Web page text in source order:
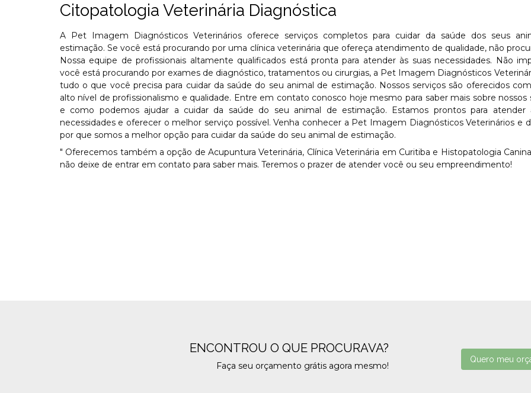
Citopatologia Veterinária Diagnóstica
A Pet Imagem Diagnósticos Veterinários oferece serviços completos para cuidar da saúde dos seus
estimação. Se você está procurando por uma clínica veterinária que ofereça atendimento de qualidade, não
Nossa equipe de profissionais altamente qualificados está pronta para atender às suas necessidades. Não
você está procurando por exames de diagnóstico, tratamentos ou cirurgias, a Pet Imagem Diagnósticos
tudo o que você precisa para cuidar da saúde do seu animal de estimação. Nossos serviços são oferecidos
alto nível de profissionalismo e qualidade. Entre em contato conosco hoje mesmo para saber mais sobre nossos
e como podemos ajudar a cuidar da saúde do seu animal de estimação. Estamos prontos para atender
necessidades e oferecer o melhor serviço possível. Venha conhecer a Pet Imagem Diagnósticos Veterinários e
por que somos a melhor opção para cuidar da saúde do seu animal de estimação.
" Oferecemos também a opção de Acupuntura Veterinária, Clínica Veterinária em Curitiba e Histopatologia
não deixe de entrar em contato para saber mais. Teremos o prazer de atender você ou seu empreendimento!
ENCONTROU O QUE PROCURAVA?
Faça seu orçamento grátis agora mesmo!
Quero meu